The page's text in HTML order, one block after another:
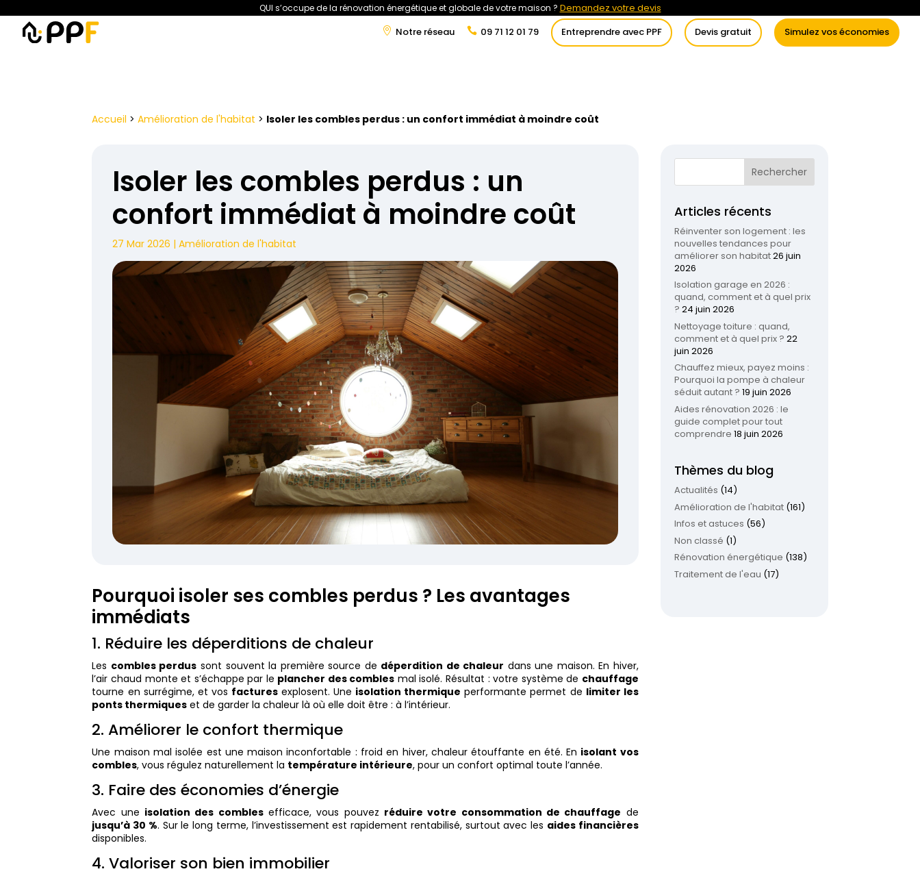
QUI s’occupe de la rénovation énergétique et globale de votre maison ? Demandez votre devis
Notre réseau
09 71 12 01 79 Entreprendre avec PPF Devis gratuit Simulez vos économies
Rénovation Énergétique Énergies Renouvelables Traitement de l’eau Conseils
Accueil >Amélioration de l'habitat > Isoler les combles perdus : un confort immédiat à moindre coût
Isoler les combles perdus : un
confort immédiat à moindre coût
27 Mar 2026 |Amélioration de l'habitat
Pourquoi isoler ses combles perdus ? Les avantages
immédiats
1. Réduire les déperditions de chaleur
Les combles perdus sont souvent la première source de déperdition de chaleur dans une maison. En hiver,
l’air chaud monte et s’échappe par le plancher des combles mal isolé. Résultat : votre système de chauffage
tourne en surrégime, et vos facturesexplosent. Une isolation thermique performante permet de limiter les
ponts thermiques et de garder la chaleur là où elle doit être : à l’intérieur.
2. Améliorer le confort thermique
Une maison mal isolée est une maison inconfortable : froid en hiver, chaleur étouffante en été. En isolant vos
combles, vous régulez naturellement la température intérieure, pour un confort optimal toute l’année.
3. Faire des économies d’énergie
Avec une isolation des comblesefficace, vous pouvez réduire votre consommation de chauffage de
jusqu’à 30 %. Sur le long terme, l’investissement est rapidement rentabilisé, surtout avec les aides financières
disponibles.
4. Valoriser son bien immobilier
Articles récents
Réinventer son logement : les
nouvelles tendances pour
améliorer son habitat26 juin
2026
Isolation garage en 2026 :
quand, comment et à quel prix
? 24 juin 2026
Nettoyage toiture : quand,
comment et à quel prix ? 22
juin 2026
Chauffez mieux, payez moins :
Pourquoi la pompe à chaleur
séduit autant ? 19 juin 2026
Aides rénovation 2026 : le
guide complet pour tout
comprendre 18 juin 2026
Thèmes du blog
Actualités (14)
Amélioration de l'habitat(161)
Infos et astuces (56)
Non classé (1)
Rénovation énergétique (138)
Traitement de l'eau (17)